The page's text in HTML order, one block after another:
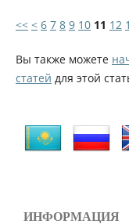
<< < 6 7 8 9 10 11 12
Вы также можете
статей для этой
ИНФОРМАЦИЯ